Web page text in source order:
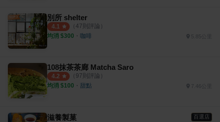
別所 shelter
4.1 （ 47則評論）
均消 $300 ・ 咖啡 5.85公里
108抹茶茶廊 Matcha Saro
4.2 （ 97則評論）
均消 $100 ・ 甜點 7.46公里
滋養製菓 百選店